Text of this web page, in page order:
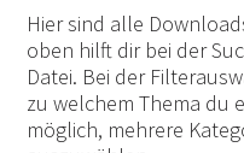
Hier sind alle
oben hilft dir bei der
Datei. Bei der
zu welchem Thema du
möglich, mehrere